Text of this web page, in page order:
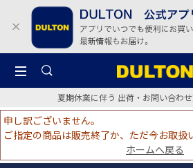
夏期休業に伴う 出荷・お問い合わ
申し訳ございません。
ご指定の商品は販売終了か、ただ今お取扱
ホームへ戻る